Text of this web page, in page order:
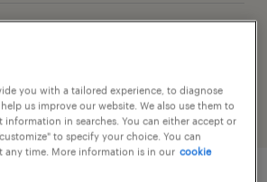
you with a tailored experience, to diagnose
us improve our website. We also use them to
information in searches. You can either accept or
to specify your choice. You can
any time. More information is in our cookie